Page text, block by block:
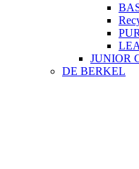
JUNIOR
DE BERKEL